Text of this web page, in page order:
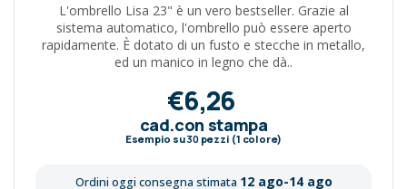
L'ombrello Lisa 23" è un vero bestseller. Grazie al
sistema automatico, l'ombrello può essere aperto
rapidamente. È dotato di un fusto e stecche in metallo,
ed un manico in legno che dà..
€6,26
cad.con stampa
Esempio su30pezzi (1 colore)
Ordini oggi consegna stimata 12 ago-14 ago